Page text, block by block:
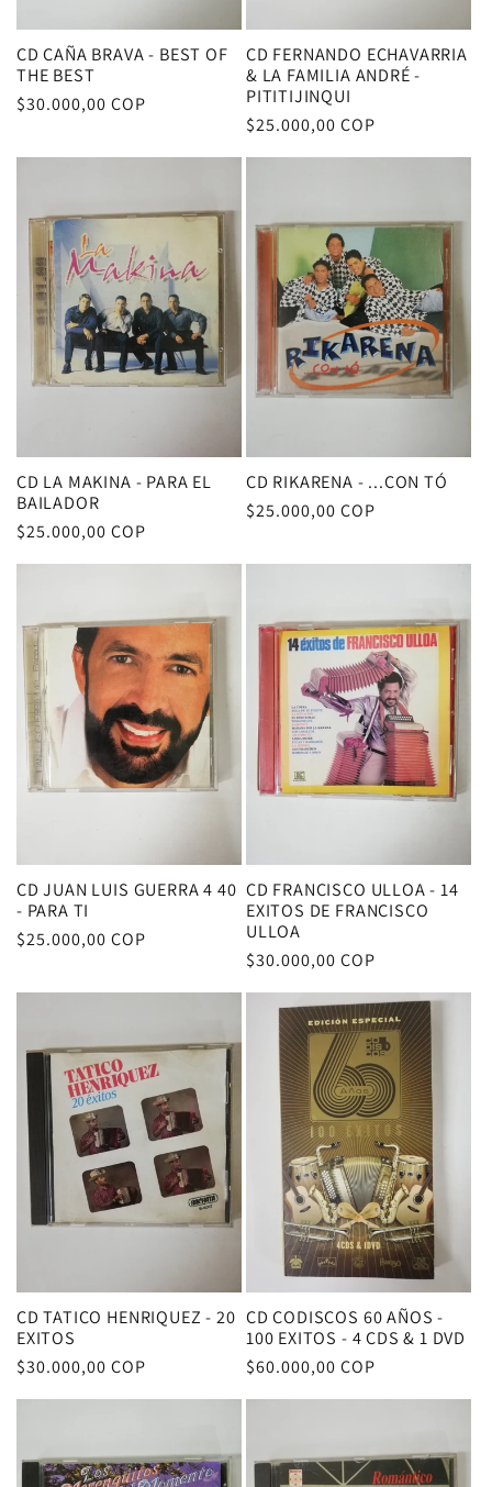
CD CAÑA BRAVA - BEST OF
THE BEST
Precio
$30.000,00 COP
CD FERNANDO ECHAVARRIA
& LA FAMILIA ANDRÉ -
PITITIJINQUI
Precio
$25.000,00 COP
CD LA MAKINA - PARA EL
BAILADOR
Precio
habitual
$25.000,00 COP
CD RIKARENA - ...CON TÓ
Precio
$25.000,00 COP
CD JUAN LUIS GUERRA 4 40
- PARA TI
Precio
$25.000,00 COP
CD FRANCISCO ULLOA - 14
EXITOS DE FRANCISCO
ULLOA
Precio
$30.000,00 COP
CD TATICO HENRIQUEZ - 20
EXITOS
Precio
$30.000,00 COP
CD CODISCOS 60 AÑOS -
100 EXITOS - 4 CDS & 1 DVD
Precio
$60.000,00 COP